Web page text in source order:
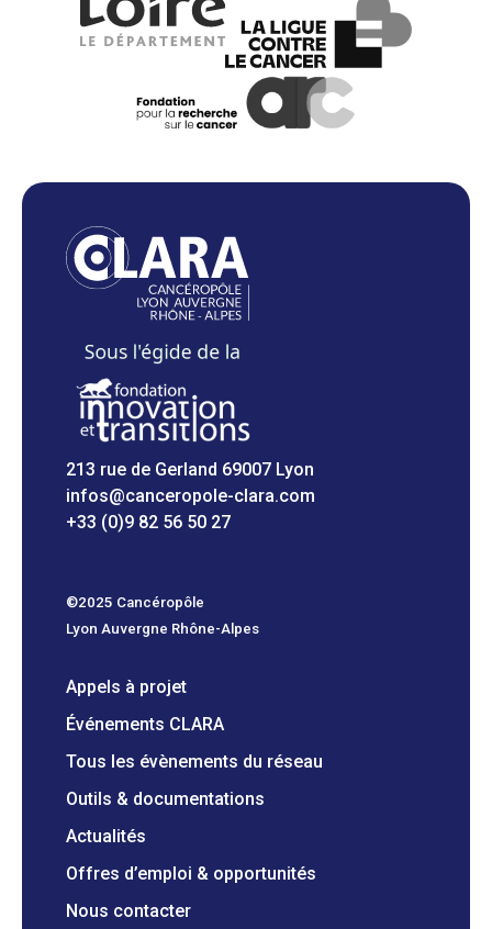
213 rue de Gerland 69007 Lyon
infos@canceropole-clara.com
+33 (0)9 82 56 50 27
©2025 Cancéropôle
Lyon Auvergne Rhône-Alpes
Appels à projet
Événements CLARA
Tous les évènements du réseau
Outils & documentations
Actualités
Offres d’emploi & opportunités
Nous contacter